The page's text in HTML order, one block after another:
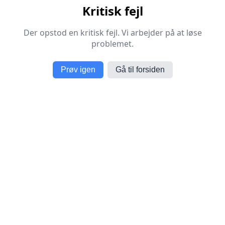
Kritisk fejl
Der opstod en kritisk fejl. Vi arbejder på at løse
problemet.
Prøv igen Gå til forsiden